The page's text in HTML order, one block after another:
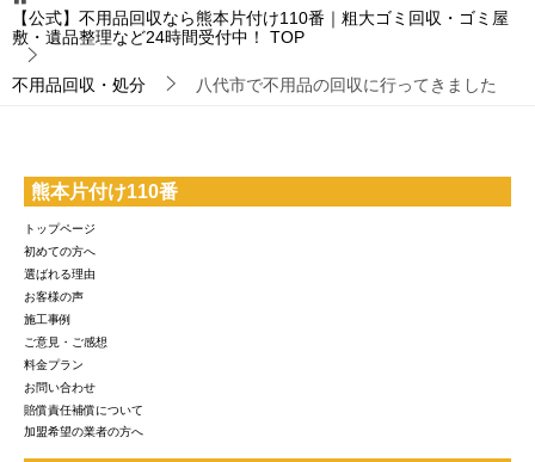
【公式】不用品回収なら熊本片付け110番｜粗大ゴミ回収・ゴミ屋
敷・遺品整理など24時間受付中！
TOP
不用品回収・処分 八代市で不用品の回収に行ってきました
熊本片付け110番
トップページ
初めての方へ
選ばれる理由
お客様の声
施工事例
ご意見・ご感想
料金プラン
お問い合わせ
賠償責任補償について
加盟希望の業者の方へ